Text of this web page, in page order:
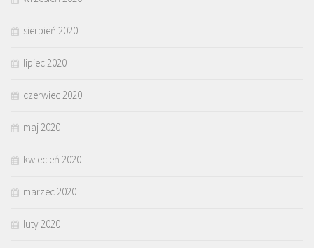
sierpień 2020
lipiec 2020
czerwiec 2020
maj 2020
kwiecień 2020
marzec 2020
luty 2020